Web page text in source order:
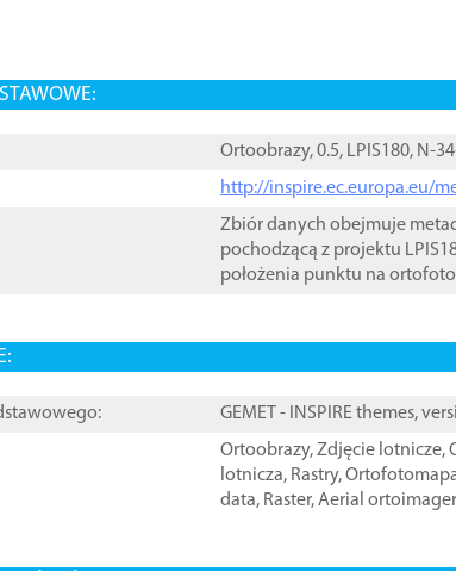
Ortoobrazy, 0.5, LPIS180, N-
http://inspire.ec.europa.eu/
Zbiór danych obejmuje
pochodzącą z projektu
położenia punktu na
GEMET - INSPIRE themes,
Ortoobrazy,Zdjęcie lotnicze,
lotnicza, Rastry,
data, Raster,Aerial